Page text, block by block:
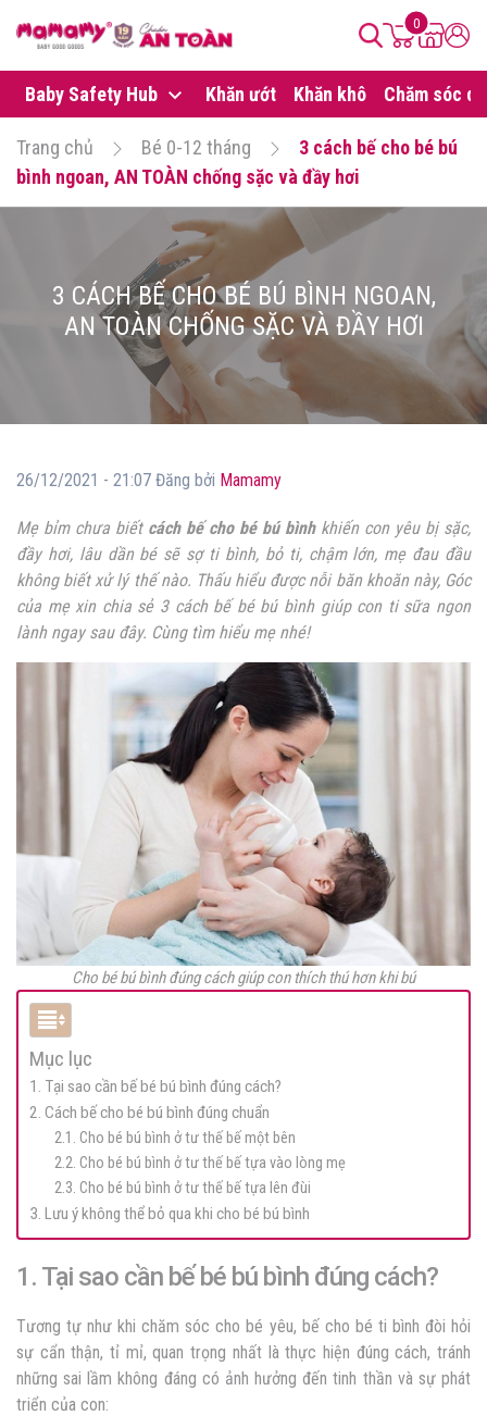
0
Baby Safety Hub Khăn ướt Khăn khô Chăm sóc da
Trang chủ Bé 0-12 tháng
3 cách bế cho bé bú
bình ngoan, AN TOÀN chống sặc và đầy hơi
3 CÁCH BẾ CHO BÉ BÚ BÌNH NGOAN,
AN TOÀN CHỐNG SẶC VÀ ĐẦY HƠI
26/12/2021 - 21:07 Đăng bởi Mamamy
Mẹ bỉm chưa biết cách bế cho bé bú bìnhkhiến con yêu bị sặc,
đầy hơi, lâu dần bé sẽ sợ ti bình, bỏ ti, chậm lớn, mẹ đau đầu
không biết xử lý thế nào. Thấu hiểu được nỗi băn khoăn này, Góc
của mẹ xin chia sẻ 3 cách bế bé bú bình giúp con ti sữa ngon
lành ngay sau đây. Cùng tìm hiểu mẹ nhé!
Cho bé bú bình đúng cách giúp con thích thú hơn khi bú
Mục lục
1. Tại sao cần bế bé bú bình đúng cách?
2. Cách bế cho bé bú bình đúng chuẩn
2.1. Cho bé bú bình ở tư thế bế một bên
2.2. Cho bé bú bình ở tư thế bế tựa vào lòng mẹ
2.3. Cho bé bú bình ở tư thế bế tựa lên đùi
3. Lưu ý không thể bỏ qua khi cho bé bú bình
1. Tại sao cần bế bé bú bình đúng cách?
Tương tự như khi chăm sóc cho bé yêu, bế cho bé ti bình đòi hỏi
sự cẩn thận, tỉ mỉ, quan trọng nhất là thực hiện đúng cách, tránh
những sai lầm không đáng có ảnh hưởng đến tinh thần và sự phát
triển của con: